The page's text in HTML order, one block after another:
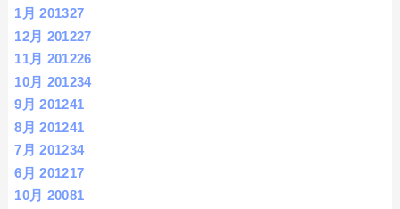
1月 201327
12月 201227
11月 201226
10月 201234
9月 201241
8月 201241
7月 201234
6月 201217
10月 20081